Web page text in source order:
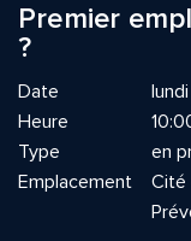
Premier
?
Date
Heure
Type
en
Emplacement
Cité